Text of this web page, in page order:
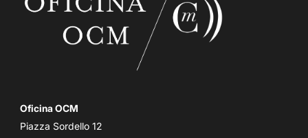
Oficina OCM
Piazza Sordello 12